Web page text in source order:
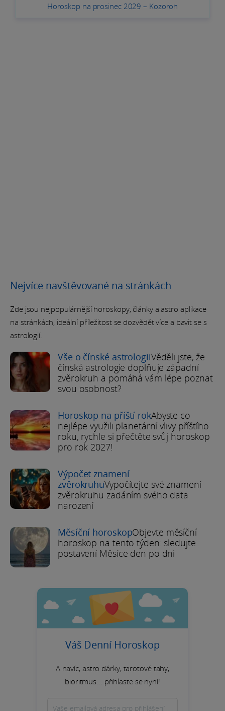
Horoskop na prosinec 2029 – Kozoroh
Nejvíce navštěvované na stránkách
Zde jsou nejpopulárnější horoskopy, články a astro aplikace
na stránkách, ideální příležitost se dozvědět více a bavit se s
astrologií.
Vše o čínské astrologiiVěděli jste, že
čínská astrologie doplňuje západní
zvěrokruh a pomáhá vám lépe poznat
svou osobnost?
Horoskop na příští rokAbyste co
nejlépe využili planetární vlivy příštího
roku, rychle si přečtěte svůj horoskop
pro rok 2027!
Výpočet znamení
zvěrokruhuVypočítejte své znamení
zvěrokruhu zadáním svého data
narození
Měsíční horoskopObjevte měsíční
horoskop na tento týden: sledujte
postavení Měsíce den po dni
Váš Denní Horoskop
A navíc, astro dárky, tarotové tahy,
bioritmus... přihlaste se nyní!